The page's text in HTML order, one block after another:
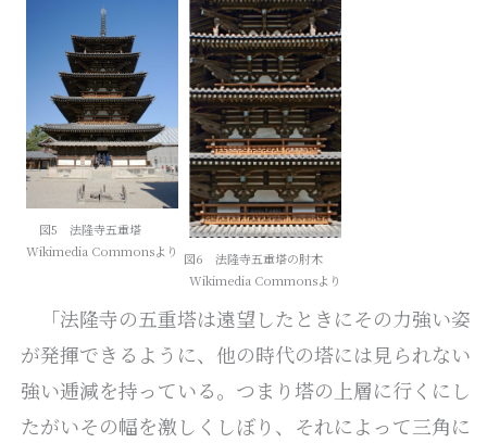
図5 法隆寺五重塔
Wikimedia Commonsより 図6 法隆寺五重塔の肘木
Wikimedia Commonsより
「法隆寺の五重塔は遠望したときにその力強い姿
が発揮できるように、他の時代の塔には見られない
強い逓減を持っている。つまり塔の上層に行くにし
たがいその幅を激しくしぼり、それによって三角に